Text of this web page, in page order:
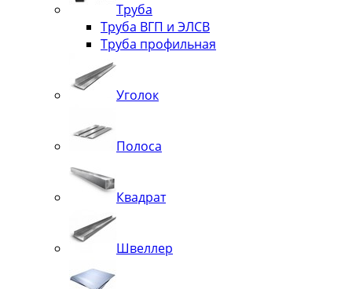
Труба
Труба ВГП и ЭЛСВ
Труба профильная
Уголок
Полоса
Квадрат
Швеллер